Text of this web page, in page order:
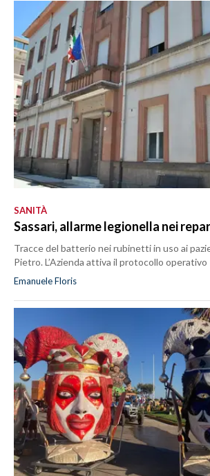
SANITÀ
Sassari, allarme legionella nei
Tracce del batterio nei rubinetti in uso ai
Pietro. L’Azienda attiva il protocollo operativo
Emanuele Floris